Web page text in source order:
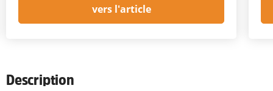
vers l'article
Description